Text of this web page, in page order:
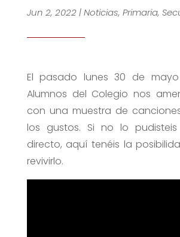
Jun 2, 2022|Noticias, Primaria,
El pasado lunes 30 de
Alumnos del Colegio nos
con una muestra de
los gustos. Si no lo
directo, aquí tenéis la
revivirlo.